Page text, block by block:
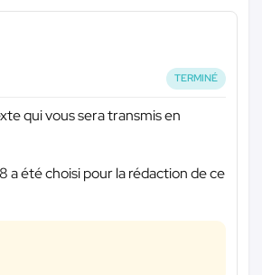
TERMINÉ
qui vous sera transmis en
a été choisi pour la rédaction de ce